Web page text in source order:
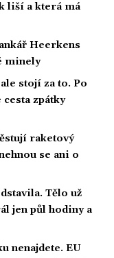
liší a která má
Heerkens
minely
stojí za to. Po
zpátky
raketový
se ani o
Tělo už
jen půl hodiny a
nenajdete. EU